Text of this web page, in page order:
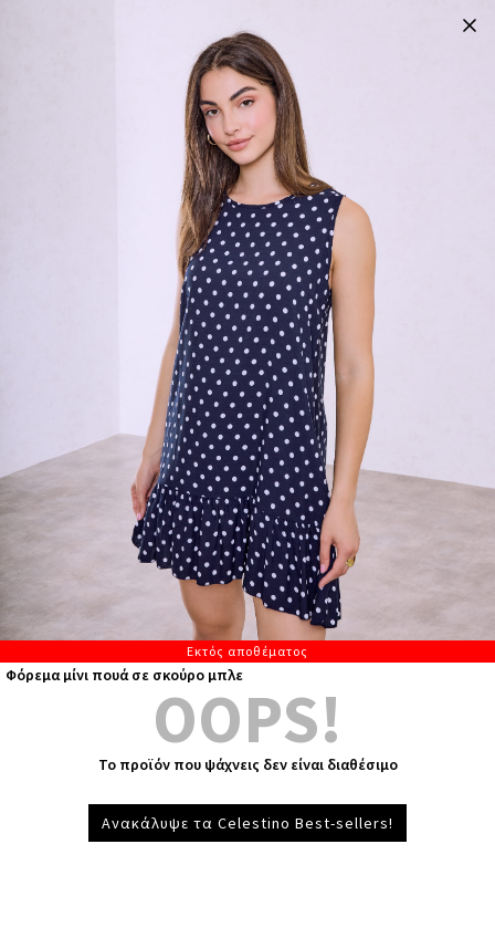
Εκτός αποθέματος
Φόρεμα μίνι πουά σε σκούρο μπλε
OOPS!
Το προϊόν που ψάχνεις δεν είναι διαθέσιμο
Ανακάλυψε τα Celestino Best-sellers!